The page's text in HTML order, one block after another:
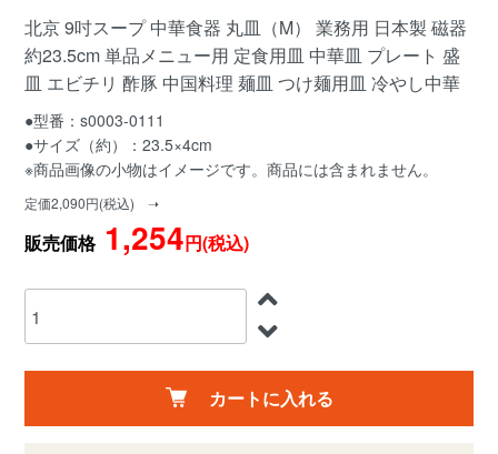
北京 9吋スープ 中華食器 丸皿（M） 業務用 日本製 磁器
約23.5cm 単品メニュー用 定食用皿 中華皿 プレート 盛
皿 エビチリ 酢豚 中国料理 麺皿 つけ麺用皿 冷やし中華
●型番：s0003-0111
●サイズ（約）：23.5×4cm
※商品画像の小物はイメージです。商品には含まれません。
定価2,090円(税込) ➝
販売価格1,254円(税込)
カートに入れる